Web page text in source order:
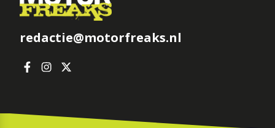
redactie@motorfreaks.nl